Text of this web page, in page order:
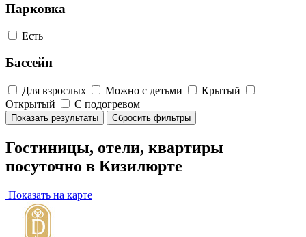
Парковка
Есть
Бассейн
Для взрослых Можно с детьми
Крытый
Открытый
С подогревом
Показать результаты Сбросить фильтры
Гостиницы, отели, квартиры
посуточно в Кизилюрте
Показать на карте